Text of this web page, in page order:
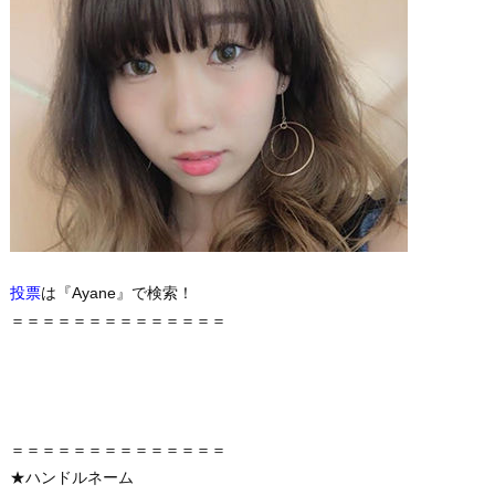
投票は『Ayane』で検索！
＝＝＝＝＝＝＝＝＝＝＝＝＝＝
＝＝＝＝＝＝＝＝＝＝＝＝＝＝
★ハンドルネーム